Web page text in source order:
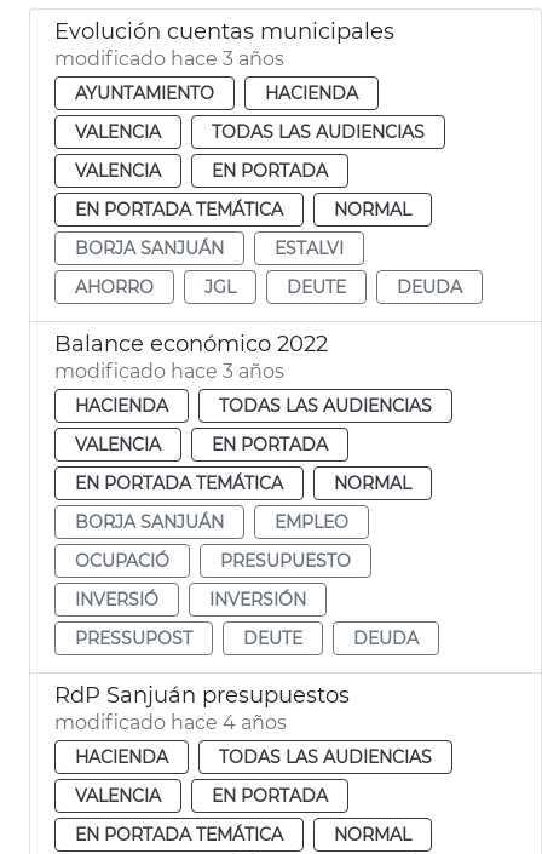
Evolución cuentas municipales
modificado hace 3 años
AYUNTAMIENTO
HACIENDA
VALENCIA
TODAS LAS AUDIENCIAS
VALENCIA
EN PORTADA
EN PORTADA TEMÁTICA
NORMAL
BORJA SANJUÁN
ESTALVI
AHORRO
JGL DEUTE DEUDA
Balance económico 2022
modificado hace 3 años
HACIENDA
TODAS LAS AUDIENCIAS
VALENCIA
EN PORTADA
EN PORTADA TEMÁTICA
NORMAL
BORJA SANJUÁN
EMPLEO
OCUPACIÓ
PRESUPUESTO
INVERSIÓ
INVERSIÓN
PRESSUPOST
DEUTE DEUDA
RdP Sanjuán presupuestos
modificado hace 4 años
HACIENDA
TODAS LAS AUDIENCIAS
VALENCIA
EN PORTADA
EN PORTADA TEMÁTICA
NORMAL